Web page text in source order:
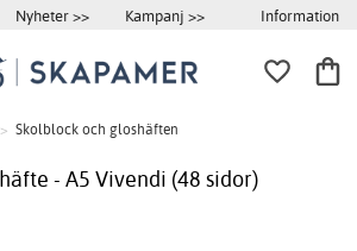
Nyheter >> Kampanj >> Information
> Skolblock och gloshäften
- A5 Vivendi (48 sidor)